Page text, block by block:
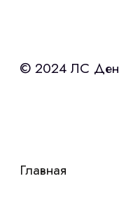
условия по
просто